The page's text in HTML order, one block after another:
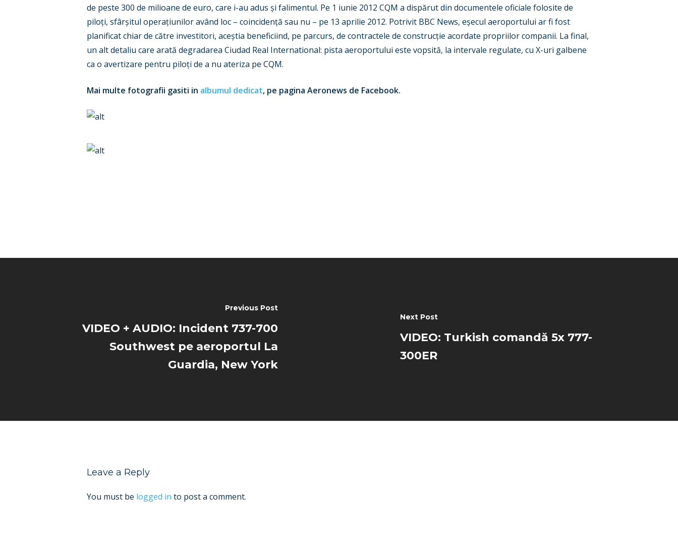
de peste 300 de milioane de euro, care i-au adus și falimentul. Pe 1 iunie 2012 CQM a dispărut din documentele oficiale folosite de
piloți, sfârșitul operațiunilor având loc – coincidență sau nu – pe 13 aprilie 2012. Potrivit BBC News, eșecul aeroportului ar fi fost
planificat chiar de către investitori, aceștia beneficiind, pe parcurs, de contractele de construcție acordate propriilor companii. La final,
un alt detaliu care arată degradarea Ciudad Real International: pista aeroportului este vopsită, la intervale regulate, cu X-uri galbene
ca o avertizare pentru piloți de a nu ateriza pe CQM.
Mai multe fotografii gasiti in albumul dedicat, pe pagina Aeronews de Facebook.
Previous Post
VIDEO + AUDIO: Incident 737-700
Southwest pe aeroportul La
Guardia, New York
Next Post
VIDEO: Turkish comandă 5x 777-
300ER
Leave a Reply
You must be logged in to post a comment.